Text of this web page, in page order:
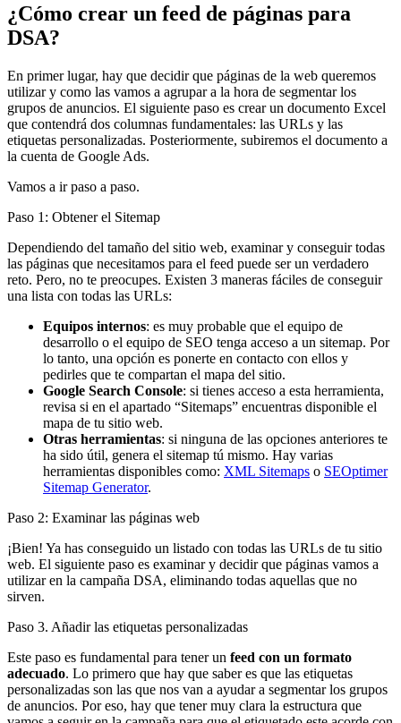
¿Cómo crear un feed de páginas para
DSA?
En primer lugar, hay que decidir que páginas de la web queremos
utilizar y como las vamos a agrupar a la hora de segmentar los
grupos de anuncios. El siguiente paso es crear un documento Excel
que contendrá dos columnas fundamentales: las URLs y las
etiquetas personalizadas. Posteriormente, subiremos el documento a
la cuenta de Google Ads.
Vamos a ir paso a paso.
Paso 1: Obtener el Sitemap
Dependiendo del tamaño del sitio web, examinar y conseguir todas
las páginas que necesitamos para el feed puede ser un verdadero
reto. Pero, no te preocupes. Existen 3 maneras fáciles de conseguir
una lista con todas las URLs:
Equipos internos: es muy probable que el equipo de
desarrollo o el equipo de SEO tenga acceso a un sitemap. Por
lo tanto, una opción es ponerte en contacto con ellos y
pedirles que te compartan el mapa del sitio.
Google Search Console: si tienes acceso a esta herramienta,
revisa si en el apartado “Sitemaps” encuentras disponible el
mapa de tu sitio web.
Otras herramientas: si ninguna de las opciones anteriores te
ha sido útil, genera el sitemap tú mismo. Hay varias
herramientas disponibles como: XML Sitemaps o SEOptimer
Sitemap Generator.
Paso 2: Examinar las páginas web
¡Bien! Ya has conseguido un listado con todas las URLs de tu sitio
web. El siguiente paso es examinar y decidir que páginas vamos a
utilizar en la campaña DSA, eliminando todas aquellas que no
sirven.
Paso 3. Añadir las etiquetas personalizadas
Este paso es fundamental para tener un feed con un formato
adecuado. Lo primero que hay que saber es que las etiquetas
personalizadas son las que nos van a ayudar a segmentar los grupos
de anuncios. Por eso, hay que tener muy clara la estructura que